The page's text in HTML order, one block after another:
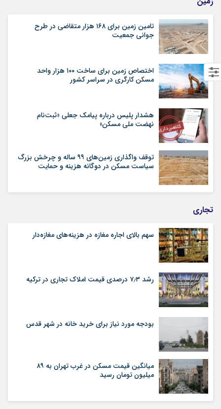
تامین زمین برای ۱۶۸ هزار متقاضی در طرح
جوانی جمعیت
اختصاص زمین برای ساخت ۱۰۰ هزار واحد
مسکن کارگری در سراسر کشور
هشدار پلیس درباره پیامک جعلی «ثبت‌نام
نهضت ملی مسکن»
توقف واگذاری زمین‌های ۹۹ ساله و چرخش بزرگ
سیاست مسکن در دوگانه هزینه و حمایت
تجاری
سهم بالای اجاره‌‌ مغازه در هزینه‌‌های مغازه‌‌دار
رشد ۷٫۳ درصدی قیمت‌ املاک تجاری در ترکیه
بودجه مورد نیاز برای خرید خانه در شهر قدس
میانگین قیمت مسکن در غرب تهران به ۸۹
میلیون تومان رسید